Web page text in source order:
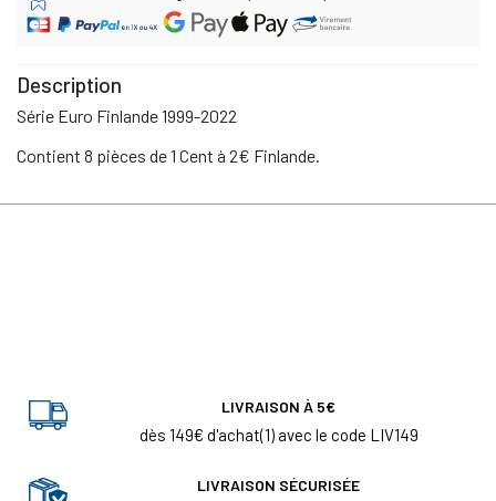
Description
Série Euro Finlande 1999-2022
Contient 8 pièces de 1 Cent à 2€ Finlande.
LIVRAISON À 5€
dès 149€ d'achat(1) avec le code LIV149
LIVRAISON SÉCURISÉE